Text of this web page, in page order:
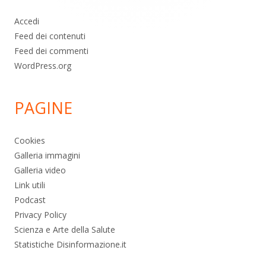
Accedi
Feed dei contenuti
Feed dei commenti
WordPress.org
PAGINE
Cookies
Galleria immagini
Galleria video
Link utili
Podcast
Privacy Policy
Scienza e Arte della Salute
Statistiche Disinformazione.it